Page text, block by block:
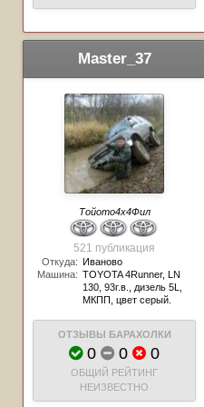
Master_37
Тойото4х4Фил
521 публикация
Откуда: Иваново
Машина: TOYOTA 4Runner, LN
130, 93г.в., дизель 5L,
МКПП, цвет серый.
ОТЗЫВЫ БАРАХОЛКИ
0 0 0
ОБЩИЙ РЕЙТИНГ
НЕИЗВЕСТНО